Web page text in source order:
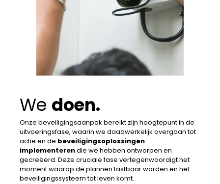
We doen.
Onze beveiligingsaanpak bereikt zijn hoogtepunt in de
uitvoeringsfase, waarin we daadwerkelijk overgaan tot
actie en de beveiligingsoplossingen
implementerendie we hebben ontworpen en
gecreëerd. Deze cruciale fase vertegenwoordigt het
moment waarop de plannen tastbaar worden en het
beveiligingssysteem tot leven komt.